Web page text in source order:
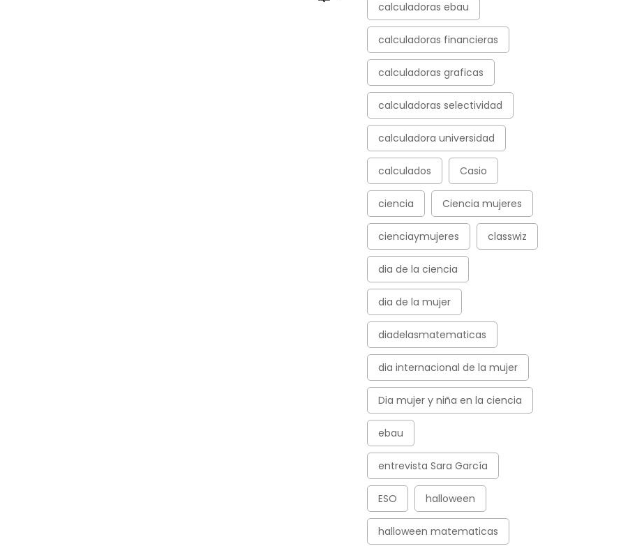
calculadoras ebau
calculadoras financieras
calculadoras graficas
calculadoras selectividad
calculadora universidad
calculados Casio
ciencia Ciencia mujeres
cienciaymujeres classwiz
dia de la ciencia
dia de la mujer
diadelasmatematicas
dia internacional de la mujer
Dia mujer y niña en la ciencia
ebau
entrevista Sara García
ESO halloween
halloween matematicas